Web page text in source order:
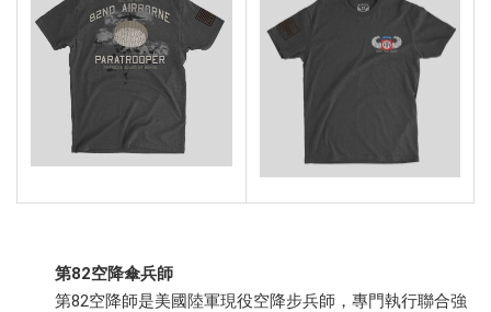
第82空降傘兵師
第82空降師是美國陸軍現役空降步兵師，專門執行聯合強